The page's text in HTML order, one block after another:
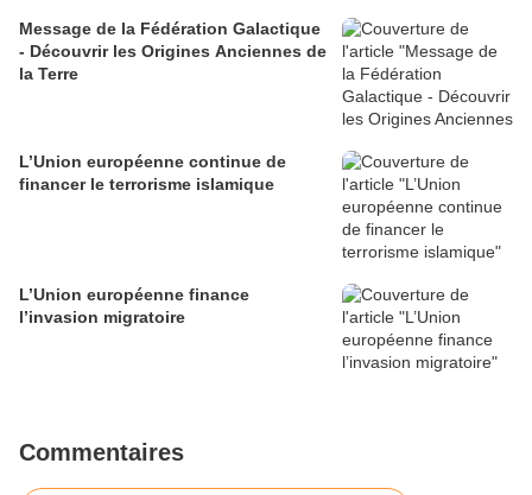
Message de la Fédération Galactique
- Découvrir les Origines Anciennes de
la Terre
L’Union européenne continue de
financer le terrorisme islamique
L’Union européenne finance
l’invasion migratoire
Commentaires